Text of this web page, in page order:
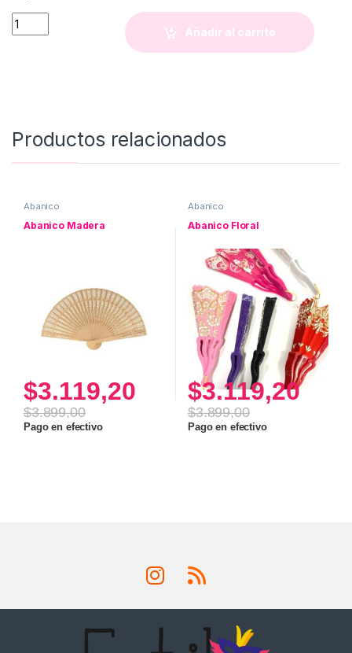
Abanico XL quantity
Añadir al carrito
Productos relacionados
Abanico
Abanico Madera
$3.119,20
$3.899,00
Pago en efectivo
Abanico
Abanico Floral
$3.119,20
$3.899,00
Pago en efectivo
Este producto tiene múltiples